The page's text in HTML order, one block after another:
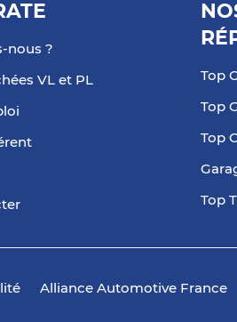
nous ?
VL et PL Top
Top
Top
Top
Alliance Automotive France